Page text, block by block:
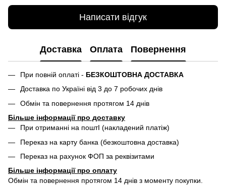
Написати відгук
Доставка Оплата Повернення
При повній оплаті - БЕЗКОШТОВНА ДОСТАВКА
Доставка по Україні від 3 до 7 робочих днів
Обмін та повернення протягом 14 днів
Більше інформації про доставку
При отриманні на поштІ (накладений платіж)
Переказ на карту банка (безкоштовна доставка)
Переказ на рахунок ФОП за реквізитами
Більше інформації про оплату
Обмін та повернення протягом 14 днів з моменту покупки.